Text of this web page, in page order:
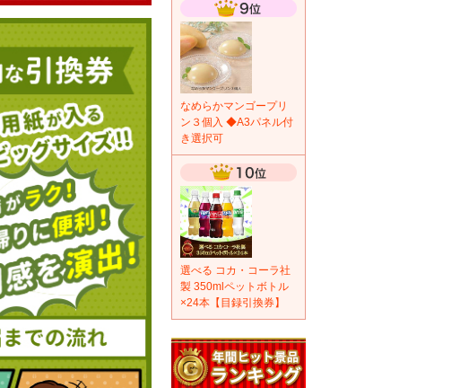
なめらかマンゴープリ
ン３個入 ◆A3パネル付
き選択可
選べる コカ・コーラ社
製 350mlペットボトル
×24本【目録引換券】